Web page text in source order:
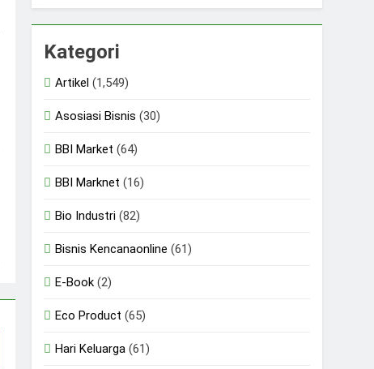
Kategori
Artikel (1,549)
Asosiasi Bisnis (30)
BBI Market (64)
BBI Marknet (16)
Bio Industri (82)
Bisnis Kencanaonline (61)
E-Book (2)
Eco Product (65)
Hari Keluarga (61)